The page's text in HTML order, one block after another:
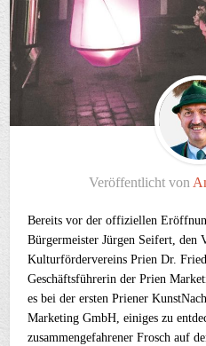
Veröffentlicht von
Bereits vor der offiziellen
Bürgermeister Jürgen Seifert, den
Kulturfördervereins Prien Dr.
Geschäftsführerin der Prien
es bei der ersten Priener
Marketing GmbH, einiges zu
zusammengefahrener Frosch auf